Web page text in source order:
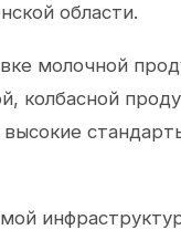
области.
молочной
колбасной